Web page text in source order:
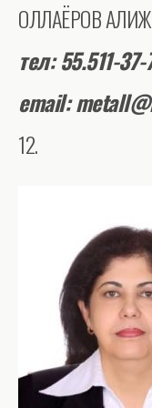
ОЛЛАЁРОВ
тел: 55.511-37-
email:
12.